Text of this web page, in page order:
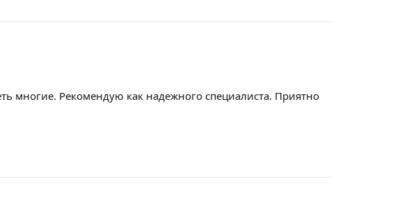
многие. Рекомендую как надежного специалиста. Приятно